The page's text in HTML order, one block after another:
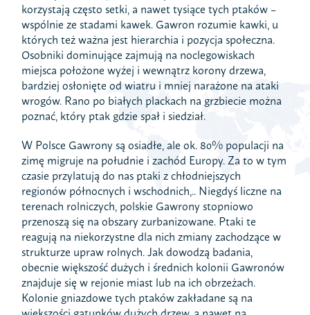
korzystają często setki, a nawet tysiące tych ptaków –
wspólnie ze stadami kawek. Gawron rozumie kawki, u
których też ważna jest hierarchia i pozycja społeczna.
Osobniki dominujące zajmują na noclegowiskach
miejsca położone wyżej i wewnątrz korony drzewa,
bardziej osłonięte od wiatru i mniej narażone na ataki
wrogów. Rano po białych plackach na grzbiecie można
poznać, który ptak gdzie spał i siedział.
W Polsce Gawrony są osiadłe, ale ok. 80% populacji na
zimę migruje na południe i zachód Europy. Za to w tym
czasie przylatują do nas ptaki z chłodniejszych
regionów północnych i wschodnich,.. Niegdyś liczne na
terenach rolniczych, polskie Gawrony stopniowo
przenoszą się na obszary zurbanizowane. Ptaki te
reagują na niekorzystne dla nich zmiany zachodzące w
strukturze upraw rolnych. Jak dowodzą badania,
obecnie większość dużych i średnich kolonii Gawronów
znajduje się w rejonie miast lub na ich obrzeżach.
Kolonie gniazdowe tych ptaków zakładane są na